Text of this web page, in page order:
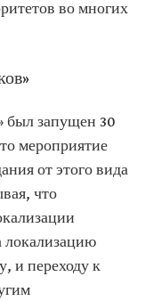
во многих
был запущен 30
мероприятие
от этого вида
что
локализацию
и переходу к